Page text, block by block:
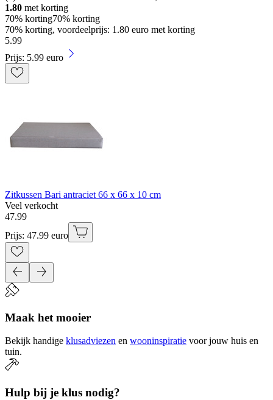
1.80 met korting
70% korting70% korting
70% korting, voordeelprijs: 1.80 euro met korting
5.99
Prijs: 5.99 euro
Zitkussen Bari antraciet 66 x 66 x 10 cm
Veel verkocht
47.99
Prijs: 47.99 euro
Maak het mooier
Bekijk handige klusadviezen en wooninspiratie voor jouw huis en
tuin.
Hulp bij je klus nodig?